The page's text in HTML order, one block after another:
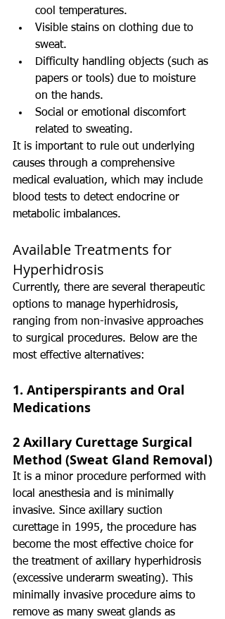
cool temperatures.
Visible stains on clothing due to
sweat.
Difficulty handling objects (such as
papers or tools) due to moisture
on the hands.
Social or emotional discomfort
related to sweating.
It is important to rule out underlying
causes through a comprehensive
medical evaluation, which may include
blood tests to detect endocrine or
metabolic imbalances.
Available Treatments for
Hyperhidrosis
Currently, there are several therapeutic
options to manage hyperhidrosis,
ranging from non-invasive approaches
to surgical procedures. Below are the
most effective alternatives:
1. Antiperspirants and Oral
Medications
2 Axillary Curettage Surgical
Method (Sweat Gland Removal)
It is a minor procedure performed with
local anesthesia and is minimally
invasive. Since axillary suction
curettage in 1995, the procedure has
become the most effective choice for
the treatment of axillary hyperhidrosis
(excessive underarm sweating). This
minimally invasive procedure aims to
remove as many sweat glands as